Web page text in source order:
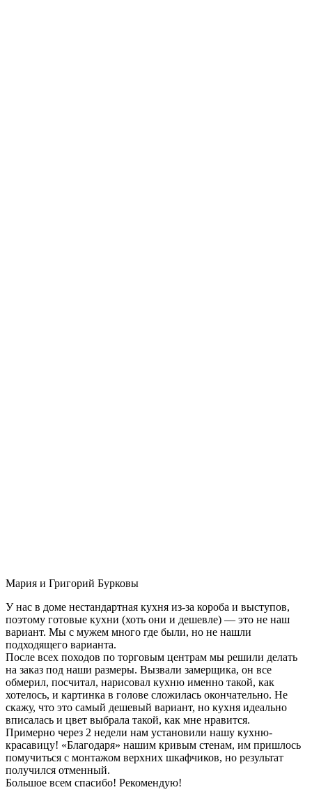
Мария и Григорий Бурковы
У нас в доме нестандартная кухня из-за короба и выступов,
поэтому готовые кухни (хоть они и дешевле) — это не наш
вариант. Мы с мужем много где были, но не нашли
подходящего варианта.
После всех походов по торговым центрам мы решили делать
на заказ под наши размеры. Вызвали замерщика, он все
обмерил, посчитал, нарисовал кухню именно такой, как
хотелось, и картинка в голове сложилась окончательно. Не
скажу, что это самый дешевый вариант, но кухня идеально
вписалась и цвет выбрала такой, как мне нравится.
Примерно через 2 недели нам установили нашу кухню-
красавицу! «Благодаря» нашим кривым стенам, им пришлось
помучиться с монтажом верхних шкафчиков, но результат
получился отменный.
Большое всем спасибо! Рекомендую!